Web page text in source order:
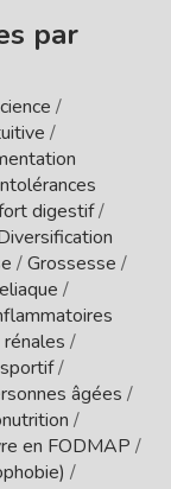
par
/
/
digestif/
/Grossesse /
/
/
/
âgées /
/
en FODMAP /
/